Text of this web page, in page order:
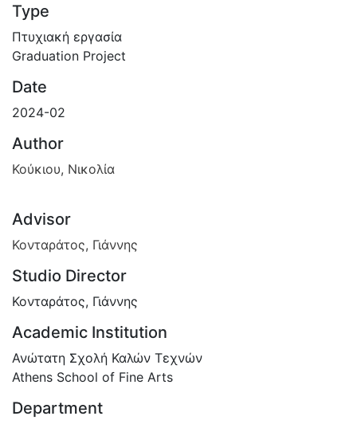
Type
Πτυχιακή εργασία
Graduation Project
Date
2024-02
Author
Κούκιου, Νικολία
Advisor
Κονταράτος, Γιάννης
Studio Director
Κονταράτος, Γιάννης
Academic Institution
Ανώτατη Σχολή Καλών Τεχνών
Athens School of Fine Arts
Department